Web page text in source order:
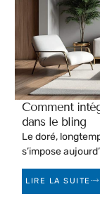
Comment
dans le bling
Le doré,
s’impose
LIRE LA SUITE